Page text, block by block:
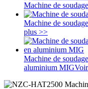
Machine de
Machine de
plus >>
Machine de
aluminium MIG